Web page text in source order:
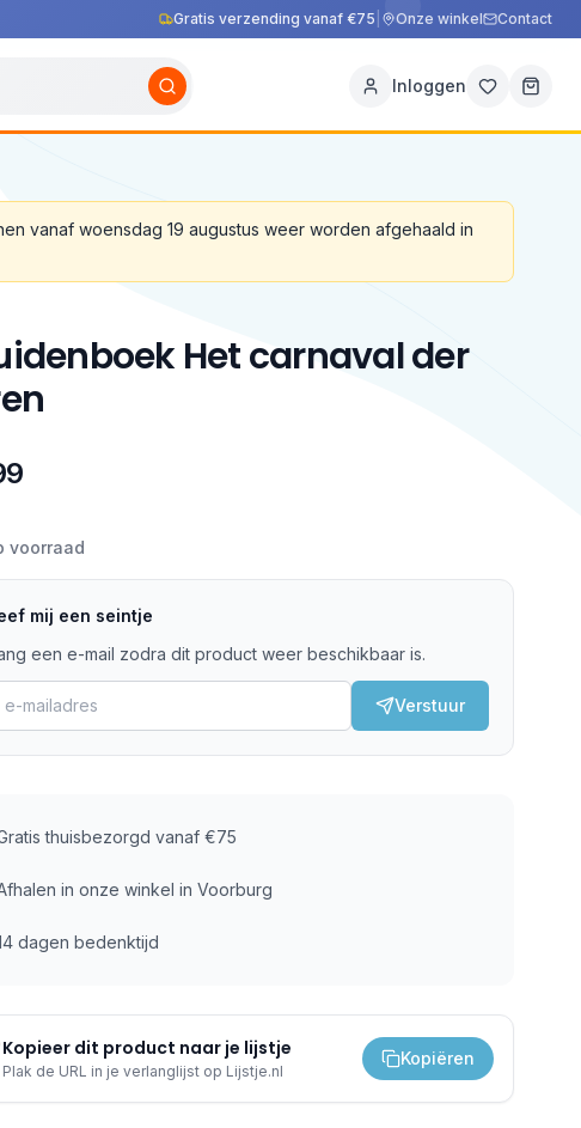
Gratis verzending vanaf €75 Onze winkel Contact
Inloggen
vanaf woensdag 19 augustus weer worden afgehaald in
Het carnaval der
voorraad
mij een seintje
een e-mail zodra dit product weer beschikbaar is.
Verstuur
thuisbezorgd vanaf €75
in onze winkel in Voorburg
dagen bedenktijd
Kopieer dit product naar je lijstje
Plak de URL in je verlanglijst op Lijstje.nl
Kopiëren